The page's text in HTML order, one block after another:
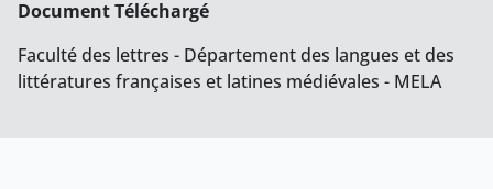
Document Téléchargé
Faculté des lettres - Département des langues et des
littératures françaises et latines médiévales - MELA